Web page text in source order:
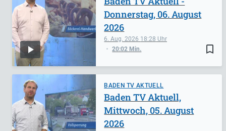
bookmark_border
6. Aug. 2026 18:28
20:02 Min.
Donnerstag, 06. August
2026
BADEN TV AKTUELL
Baden TV Aktuell,
Mittwoch, 05. August
2026